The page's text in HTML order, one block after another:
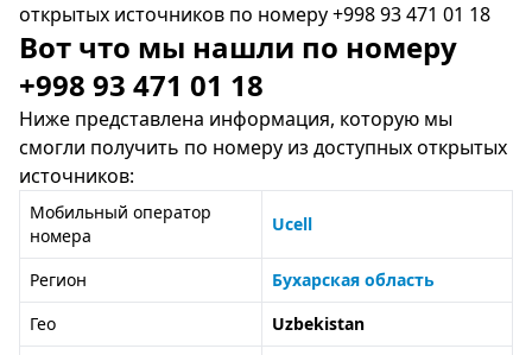
открытых источников по номеру +998 93 471 01 18
Вот что мы нашли по номеру
+998 93 471 01 18
Ниже представлена информация, которую мы
смогли получить по номеру из доступных открытых
источников:
Мобильный оператор
номера
Ucell
Регион
Бухарская область
Гео
Uzbekistan